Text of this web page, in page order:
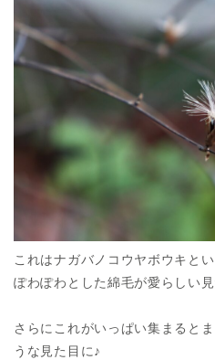
これはナガバノコウヤボウキとい
ぽわぽわとした綿毛が愛らしい見
さらにこれがいっぱい集まると
うな見た目に♪